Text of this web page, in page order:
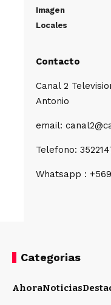
Imagen
Locales
Contacto
Canal 2
Antonio
email:
Telefono:
Whatsapp :
Categorias
AhoraNoticias